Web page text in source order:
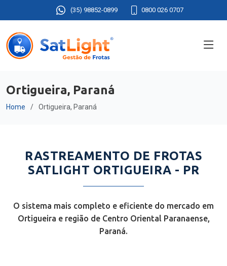
(35) 98852-0899 0800 026 0707
Ortigueira, Paraná
Home Ortigueira, Paraná
RASTREAMENTO DE FROTAS
SATLIGHT ORTIGUEIRA - PR
O sistema mais completo e eficiente do mercado em
Ortigueira e região de Centro Oriental Paranaense,
Paraná.